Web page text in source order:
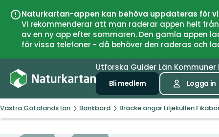
Naturkartan-appen kan behöva uppdateras för
Vi rekommenderar att man raderar appen helt
av en ny app efter sommaren. Den gamla
för vissa telefoner - då behöver den raderas och
Utforska Guider Län Kommuner
Bli medlem Logga in
Västra Götalands län Bänkbord Bräcke ängar Liljekullen